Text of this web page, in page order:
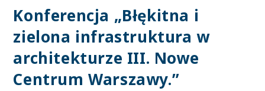
Konferencja „Błękitna i
zielona infrastruktura w
architekturze III. Nowe
Centrum Warszawy.”